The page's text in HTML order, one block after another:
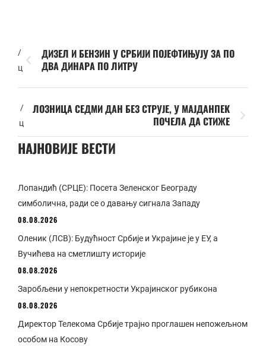
/
ц
ДИЗЕЛ И БЕНЗИН У СРБИЈИ ПОЈЕФТИЊУЈУ ЗА ПО
ДВА ДИНАРА ПО ЛИТРУ
/
ц
ЛОЗНИЦА СЕДМИ ДАН БЕЗ СТРУЈЕ, У МАЈДАНПЕК
ПОЧЕЛА ДА СТИЖЕ
НАЈНОВИЈЕ ВЕСТИ
Лопандић (СРЦЕ): Посета Зеленског Београду
симболична, ради се о давању сигнала Западу
08.08.2026
Оленик (ЛСВ): Будућност Србије и Украјине је у ЕУ, а
Вучићева на сметлишту историје
08.08.2026
Заробљени у непокретности Украјинског рубикона
08.08.2026
Директор Телекома Србије трајно проглашен непожељном
особом на Косову